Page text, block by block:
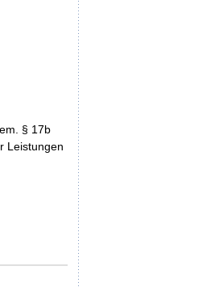
§ 17b
Leistungen